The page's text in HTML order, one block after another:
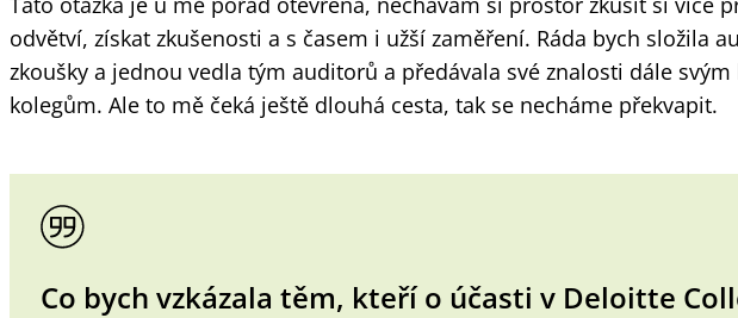
odvětví, získat zkušenosti a s časem i užší zaměření. Ráda bych složila
zkoušky a jednou vedla tým auditorů a předávala své znalosti dále
kolegům. Ale to mě čeká ještě dlouhá cesta, tak se necháme překvapit.
Co bych vzkázala těm, kteří o účasti v Deloitte